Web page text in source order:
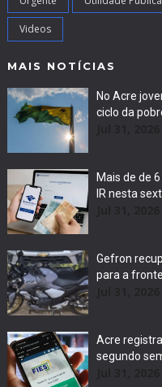
Videos
MAIS NOTÍCIAS
No Acre
ciclo da
Mais de de
IR nesta
Gefron
para a
Acre
segundo